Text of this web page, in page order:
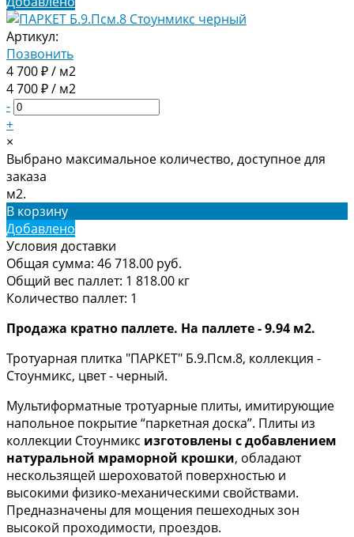
Артикул:
Позвонить
4 700 ₽ / м2
4 700 ₽ / м2
-
+
×
Выбрано максимальное количество, доступное для
заказа
м2.
В корзину
Добавлено
Условия доставки
Общая сумма: 46 718.00 руб.
Общий вес паллет: 1 818.00 кг
Количество паллет: 1
Продажа кратно паллете. На паллете - 9.94 м2.
Тротуарная плитка "ПАРКЕТ" Б.9.Псм.8, коллекция -
Стоунмикс, цвет - черный.
Мультиформатные тротуарные плиты, имитирующие
напольное покрытие “паркетная доска”. Плиты из
коллекции Стоунмикс изготовлены с добавлением
натуральной мраморной крошки, обладают
нескользящей шероховатой поверхностью и
высокими физико-механическими свойствами.
Предназначены для мощения пешеходных зон
высокой проходимости, проездов.